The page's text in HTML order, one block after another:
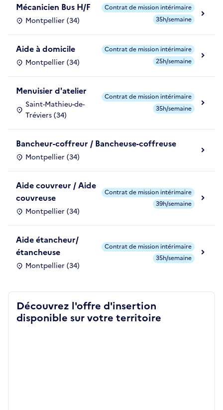
Mécanicien Bus H/F
Montpellier (34)
Contrat de mission intérimaire
35h/semaine
Aide à domicile
Montpellier (34)
Contrat de mission intérimaire
25h/semaine
Menuisier d'atelier
Saint-Mathieu-de-
Tréviers (34)
Contrat de mission intérimaire
35h/semaine
Bancheur-coffreur / Bancheuse-coffreuse
Montpellier (34)
Aide couvreur / Aide
couvreuse
Montpellier (34)
Contrat de mission intérimaire
39h/semaine
Aide étancheur/
étancheuse
Montpellier (34)
Contrat de mission intérimaire
35h/semaine
Découvrez l'offre d'insertion
disponible sur votre territoire